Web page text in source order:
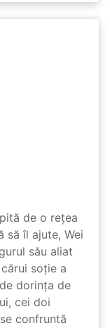
de o rețea
să îl ajute, Wei
său aliat
soție a
dorința de
cei doi
confruntă